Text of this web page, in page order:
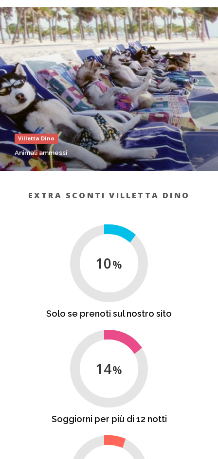
Villetta Dino
Animali ammessi
EXTRA SCONTI VILLETTA DINO
10
Solo se prenoti sul nostro sito
14
Soggiorni per più di 12 notti